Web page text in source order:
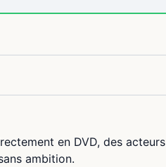
en DVD, des acteurs
ambition.